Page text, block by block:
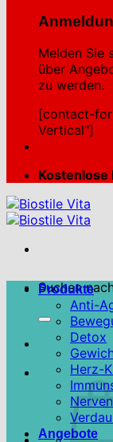
Melden Sie
über
zu werden.
[contact-
Vertical"]
Kostenlose
Suchen
Produkte
Anti-
Detox
Herz-
Angebote